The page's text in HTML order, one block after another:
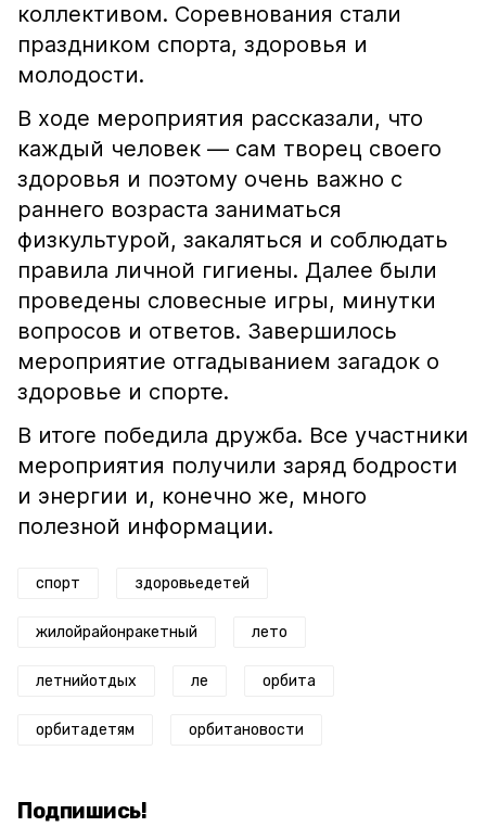
коллективом. Соревнования стали
праздником спорта, здоровья и
молодости.
В ходе мероприятия рассказали, что
каждый человек — сам творец своего
здоровья и поэтому очень важно с
раннего возраста заниматься
физкультурой, закаляться и соблюдать
правила личной гигиены. Далее были
проведены словесные игры, минутки
вопросов и ответов. Завершилось
мероприятие отгадыванием загадок о
здоровье и спорте.
В итоге победила дружба. Все участники
мероприятия получили заряд бодрости
и энергии и, конечно же, много
полезной информации.
спорт здоровьедетей
жилойрайонракетный лето
летнийотдых ле орбита
орбитадетям орбитановости
Подпишись!